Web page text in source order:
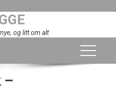
og litt om alt
–